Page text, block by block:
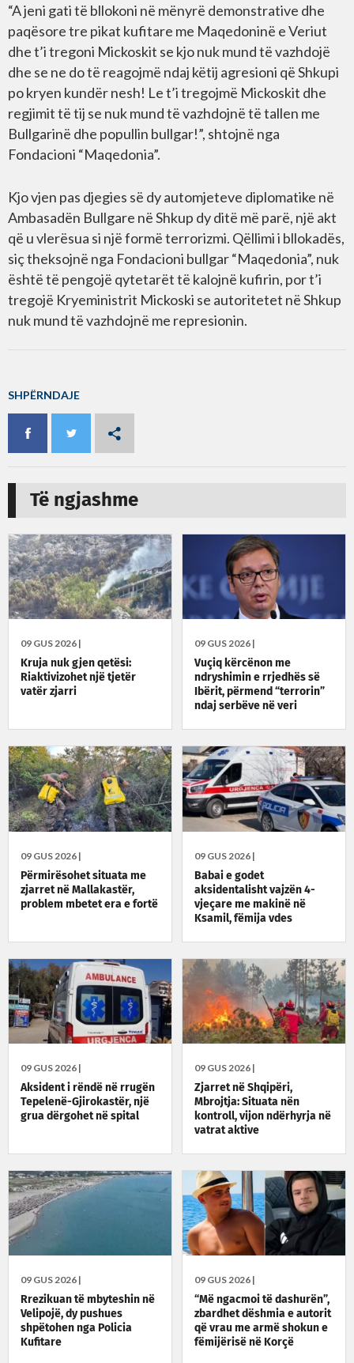
“A jeni gati të bllokoni në mënyrë demonstrative dhe
paqësore tre pikat kufitare me Maqedoninë e Veriut
dhe t’i tregoni Mickoskit se kjo nuk mund të vazhdojë
dhe se ne do të reagojmë ndaj këtij agresioni që Shkupi
po kryen kundër nesh! Le t’i tregojmë Mickoskit dhe
regjimit të tij se nuk mund të vazhdojnë të tallen me
Bullgarinë dhe popullin bullgar!”, shtojnë nga
Fondacioni “Maqedonia”.
Kjo vjen pas djegies së dy automjeteve diplomatike në
Ambasadën Bullgare në Shkup dy ditë më parë, një akt
që u vlerësua si një formë terrorizmi. Qëllimi i bllokadës,
siç theksojnë nga Fondacioni bullgar “Maqedonia”, nuk
është të pengojë qytetarët të kalojnë kufirin, por t’i
tregojë Kryeministrit Mickoski se autoritetet në Shkup
nuk mund të vazhdojnë me represionin.
SHPËRNDAJE
Të ngjashme
09 GUS 2026 |
Kruja nuk gjen qetësi:
Riaktivizohet një tjetër
vatër zjarri
09 GUS 2026 |
Vuçiq kërcënon me
ndryshimin e rrjedhës së
Ibërit, përmend “terrorin”
ndaj serbëve në veri
09 GUS 2026 |
Përmirësohet situata me
zjarret në Mallakastër,
problem mbetet era e fortë
09 GUS 2026 |
Babai e godet
aksidentalisht vajzën 4-
vjeçare me makinë në
Ksamil, fëmija vdes
09 GUS 2026 |
Aksident i rëndë në rrugën
Tepelenë-Gjirokastër, një
grua dërgohet në spital
09 GUS 2026 |
Zjarret në Shqipëri,
Mbrojtja: Situata nën
kontroll, vijon ndërhyrja në
vatrat aktive
09 GUS 2026 |
Rrezikuan të mbyteshin në
Velipojë, dy pushues
shpëtohen nga Policia
Kufitare
09 GUS 2026 |
“Më ngacmoi të dashurën”,
zbardhet dëshmia e autorit
që vrau me armë shokun e
fëmijërisë në Korçë